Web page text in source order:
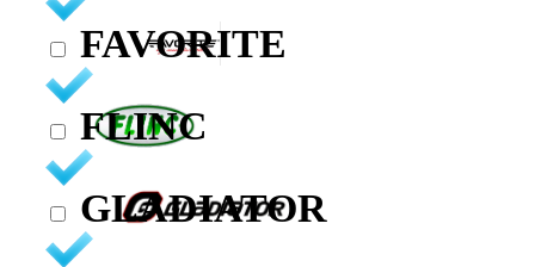
FAVORITE
FLINC
GLADIATOR